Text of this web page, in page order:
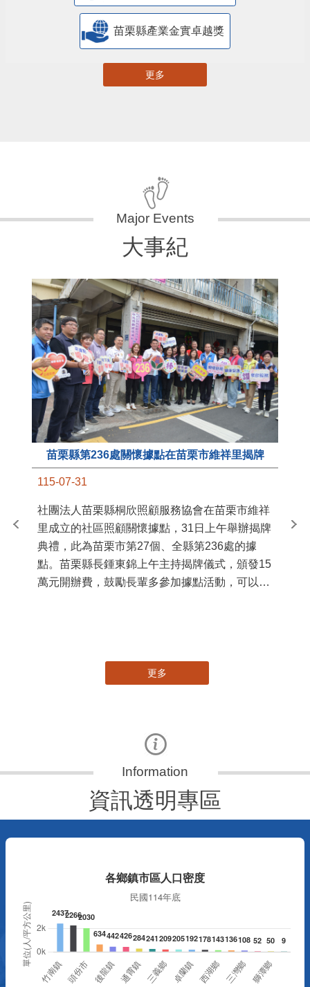
苗栗縣產業金實卓越獎
更多
大事紀
苗栗縣第236處關懷據點在苗栗市維祥里揭牌
115-07-31
社團法人苗栗縣桐欣照顧服務協會在苗栗市維祥
里成立的社區照顧關懷據點，31日上午舉辦揭牌
典禮，此為苗栗市第27個、全縣第236處的據
點。苗栗縣長鍾東錦上午主持揭牌儀式，頒發15
萬元開辦費，鼓勵長輩多參加據點活動，可以更
苗
更多
資訊透明專區